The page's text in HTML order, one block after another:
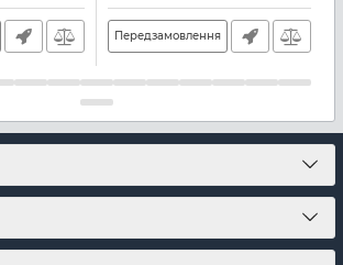
Передзамовлення